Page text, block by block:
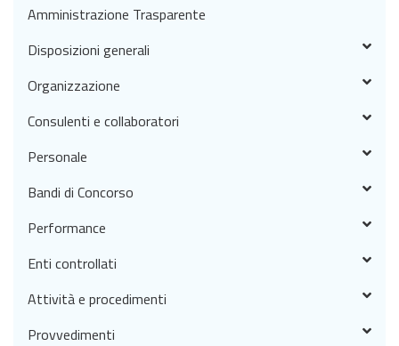
Amministrazione Trasparente
Disposizioni generali
Organizzazione
Consulenti e collaboratori
Personale
Bandi di Concorso
Performance
Enti controllati
Attività e procedimenti
Provvedimenti